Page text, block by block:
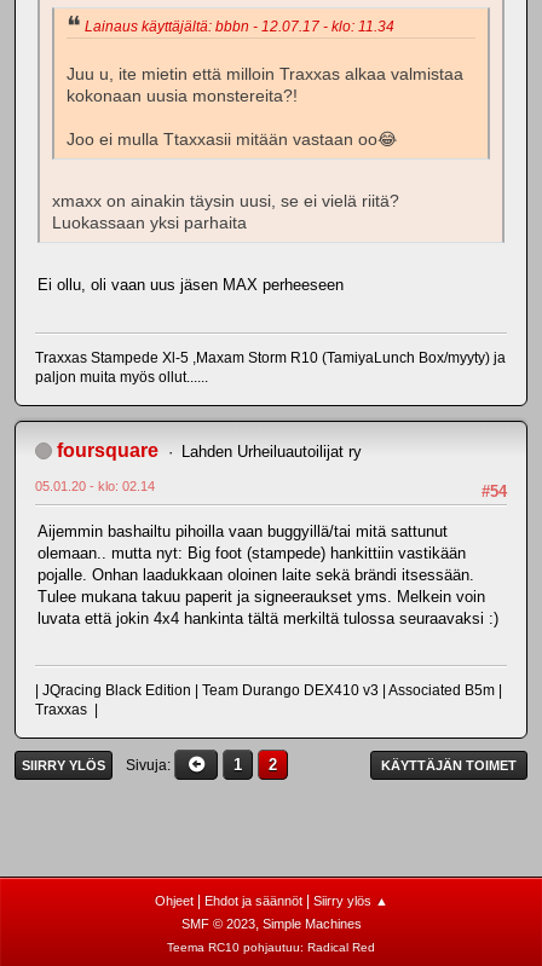
Lainaus käyttäjältä: bbbn - 12.07.17 - klo: 11.34
Juu u, ite mietin että milloin Traxxas alkaa valmistaa
kokonaan uusia monstereita?!
Joo ei mulla Ttaxxasii mitään vastaan oo😂
xmaxx on ainakin täysin uusi, se ei vielä riitä?
Luokassaan yksi parhaita
Ei ollu, oli vaan uus jäsen MAX perheeseen
Traxxas Stampede Xl-5 ,Maxam Storm R10 (TamiyaLunch Box/myyty) ja
paljon muita myös ollut......
foursquare Lahden Urheiluautoilijat ry
#54
05.01.20 - klo: 02.14
Aijemmin bashailtu pihoilla vaan buggyillä/tai mitä sattunut
olemaan.. mutta nyt: Big foot (stampede) hankittiin vastikään
pojalle. Onhan laadukkaan oloinen laite sekä brändi itsessään.
Tulee mukana takuu paperit ja signeeraukset yms. Melkein voin
luvata että jokin 4x4 hankinta tältä merkiltä tulossa seuraavaksi :)
| JQracing Black Edition | Team Durango DEX410 v3 | Associated B5m |
Traxxas |
SIIRRY YLÖS Sivuja 1 2 KÄYTTÄJÄN TOIMET
Ohjeet| Ehdot ja säännöt| Siirry ylös ▲
SMF © 2023, Simple Machines
Teema RC10 pohjautuu: Radical Red